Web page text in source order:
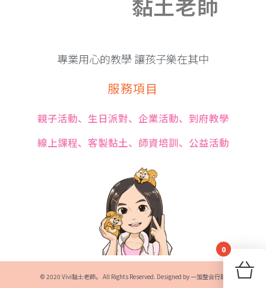
專業用心的教學 讓孩子樂在其中
服務項目
親子活動、生日派對、企業活動、到府教學
線上課程、客製黏土、師資培訓、公益活動
© 2020 Vivi黏土老師。 All Rights Reserved. Designed by 一加整合行銷
0